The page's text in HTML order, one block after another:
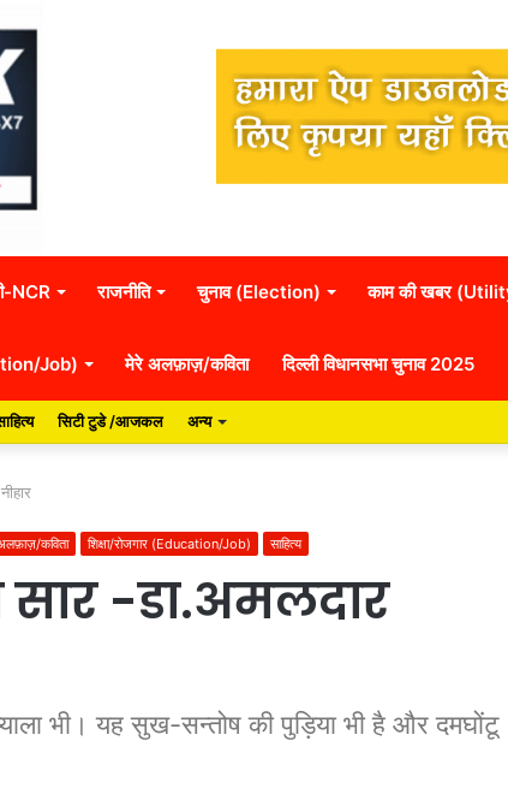
NCR राजनीति चुनाव (Election) काम की खबर
Job) मेरे अलफ़ाज़/कविता दिल्ली विधानसभा चुनाव 2025
सिटी टुडे /आजकल अन्य
कविता शिक्षा/रोजगार (Education/Job) साहित्य
सार -डा.अमलदार
भी। यह सुख-सन्तोष की पुड़िया भी है और दमघोंटू